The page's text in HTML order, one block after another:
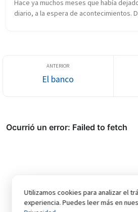
Hace ya muchos meses que había
diario, a la espera de acontecimientos.
El banco
Utilizamos cookies para analizar el
experiencia. Puedes leer más en